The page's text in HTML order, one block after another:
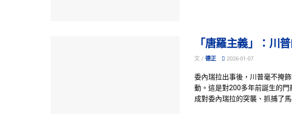
「唐羅主義」：川
文 / 德正 2026-01-07
委內瑞拉出事後，川普毫不掩
動。這是對200多年前誕生的
成對委內瑞拉的突襲、抓捕了馬